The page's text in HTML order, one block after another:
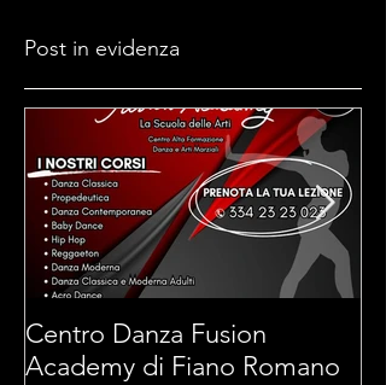
Post in evidenza
Centro Danza Fusion
Academy di Fiano Romano